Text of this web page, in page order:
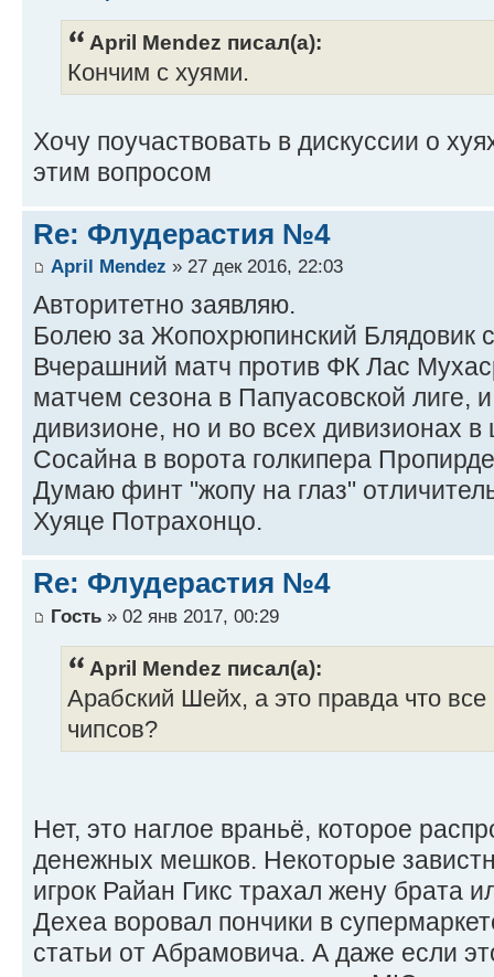
April Mendez писал(а):
Кончим с хуями.
Хочу поучаствовать в дискуссии о
этим вопросом
Re: Флудерастия №4
April Mendez » 27 дек 2016, 22:03
Авторитетно заявляю.
Болею за Жопохрюпинский Блядовик
Вчерашний матч против ФК Лас
матчем сезона в Папуасовской лиге,
дивизионе, но и во всех дивизионах в
Сосайна в ворота голкипера
Думаю финт "жопу на глаз"
Хуяце Потрахонцо.
Re: Флудерастия №4
Гость » 02 янв 2017, 00:29
April Mendez писал(а):
Арабский Шейх, а это правда что все
чипсов?
Нет, это наглое враньё, которое
денежных мешков. Некоторые
игрок Райан Гикс трахал жену брата
Дехеа воровал пончики в
статьи от Абрамовича. А даже если